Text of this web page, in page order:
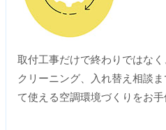
取付工事だけで終わりではなく
クリーニング、入れ替え相談
て使える空調環境づくりをお手